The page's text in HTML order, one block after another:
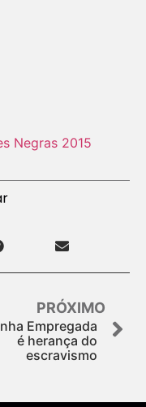
Negras 2015
PRÓXIMO
Empregada
é herança do
escravismo